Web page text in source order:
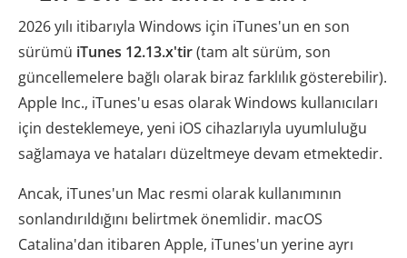
2026 yılı itibarıyla Windows için iTunes'un en son
sürümü iTunes 12.13.x'tir(tam alt sürüm, son
güncellemelere bağlı olarak biraz farklılık gösterebilir).
Apple Inc., iTunes'u esas olarak Windows kullanıcıları
için desteklemeye, yeni iOS cihazlarıyla uyumluluğu
sağlamaya ve hataları düzeltmeye devam etmektedir.
Ancak, iTunes'un Mac resmi olarak kullanımının
sonlandırıldığını belirtmek önemlidir. macOS
Catalina'dan itibaren Apple, iTunes'un yerine ayrı